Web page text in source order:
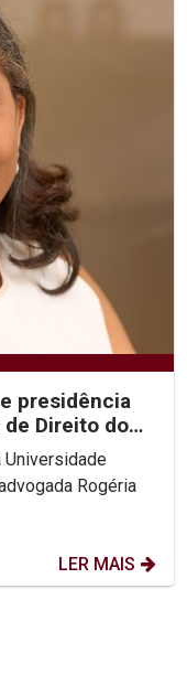
presidência
de Direito do
Rogéria
LER MAIS